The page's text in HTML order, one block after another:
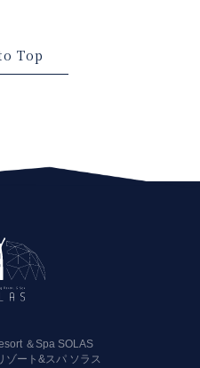
Top
＆Spa SOLAS
ゾート&スパ ソラス